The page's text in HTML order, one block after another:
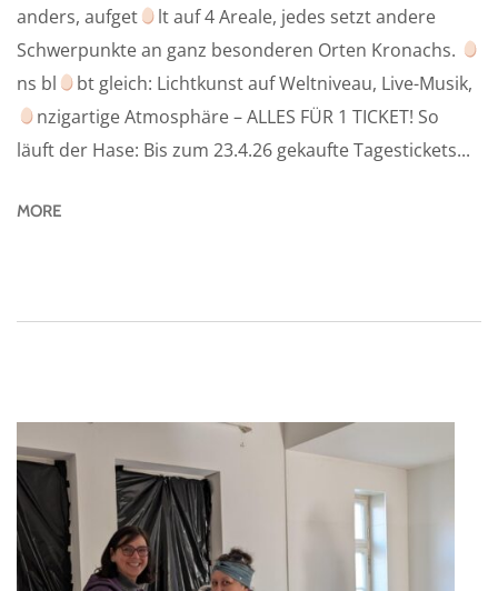
anders, aufget
lt auf 4 Areale, jedes setzt andere
Schwerpunkte an ganz besonderen Orten Kronachs.
ns bl
bt gleich: Lichtkunst auf Weltniveau, Live-Musik,
nzigartige Atmosphäre – ALLES FÜR 1 TICKET! So
läuft der Hase: Bis zum 23.4.26 gekaufte Tagestickets...
MORE